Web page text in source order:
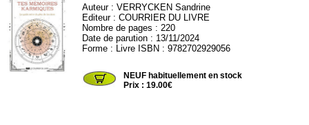
Auteur :VERRYCKEN Sandrine
Editeur :COURRIER DU LIVRE
Nombre de pages : 220
Date de parution : 13/11/2024
Forme : Livre ISBN : 9782702929056
NEUF habituellement en stock
Prix : 19.00€